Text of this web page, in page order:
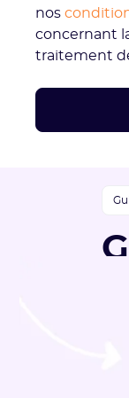
nos
concernant
traitement